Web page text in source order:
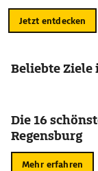
Jetzt entdecken
Beliebte Ziele
Die 16
Regensburg
Mehr erfahren